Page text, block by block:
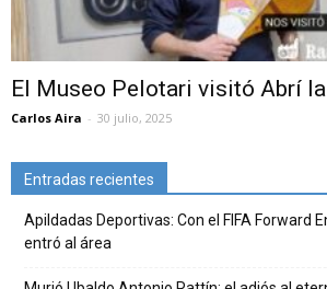
El Museo Pelotari visitó Abrí
Carlos Aira - 30 julio, 2025
Entradas recientes
Apildadas Deportivas: Con el FIFA Forward
entró al área